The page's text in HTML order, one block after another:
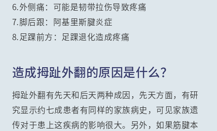
6.外侧痛：可能是韧带拉伤导致疼痛
7.脚后跟：阿基里斯腱炎症
8.足踝前方：足踝退化造成疼痛
造成拇趾外翻的原因是什么？
拇趾外翻有先天和后天两种成因，先天方面，有研
究显示约七成患者有同样的家族病史，可见家族遗
传对于患上这疾病的影响很大。另外，如果筋腱本